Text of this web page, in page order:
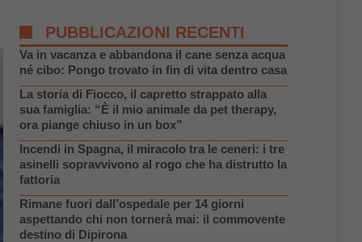
PUBBLICAZIONI RECENTI
Va in vacanza e abbandona il cane senza acqua
né cibo: Pongo trovato in fin di vita dentro casa
La storia di Fiocco, il capretto strappato alla
sua famiglia: “È il mio animale da pet therapy,
ora piange chiuso in un box”
Incendi in Spagna, il miracolo tra le ceneri: i tre
asinelli sopravvivono al rogo che ha distrutto la
fattoria
Rimane fuori dall’ospedale per 14 giorni
aspettando chi non tornerà mai: il commovente
destino di Dipirona